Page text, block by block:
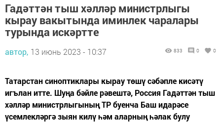
Гадәттән тыш хәлләр министрлыгы
кырау вакытында иминлек чаралары
турында искәртте
автор, 13 июнь 2023 - 10:37 833 0 0
Татарстан синоптиклары кырау төшү сәбәпле кисәтү
игълан итте. Шуңа бәйле рәвештә, Россия Гадәттән тыш
хәлләр министрлыгының ТР буенча Баш идарәсе
үсемлекләргә зыян килү һәм аларның һәлак булу